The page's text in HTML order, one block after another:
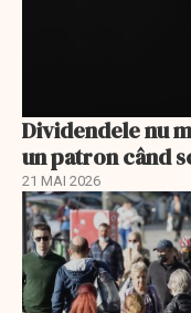
Dividendele nu
un patron când
21 MAI 2026